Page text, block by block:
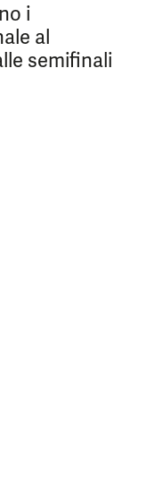
i
al
semifinali